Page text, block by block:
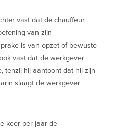
vast dat de chauffeur
van zijn
is van opzet of bewuste
vast dat de werkgever
tenzij hij aantoont dat hij zijn
slaagt de werkgever
keer per jaar de